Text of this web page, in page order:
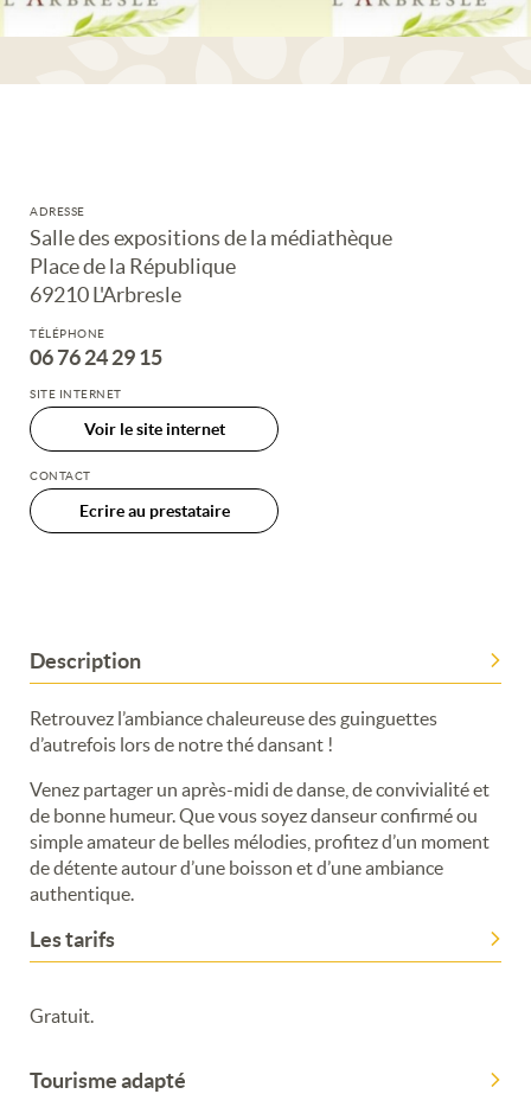
Description
Retrouvez l’ambiance chaleureuse des guinguettes
d’autrefois lors de notre thé dansant !
Venez partager un après-midi de danse, de convivialité et
de bonne humeur. Que vous soyez danseur confirmé ou
simple amateur de belles mélodies, profitez d’un moment
de détente autour d’une boisson et d’une ambiance
authentique.
Les tarifs
Gratuit.
Tourisme adapté
ADRESSE
Salle des expositions de la médiathèque
Place de la République
69210 L'Arbresle
TÉLÉPHONE
06 76 24 29 15
SITE INTERNET
Voir le site internet
CONTACT
Ecrire au prestataire